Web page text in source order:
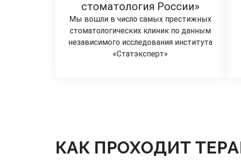
стоматология России»
Мы вошли в число самых престижных
стоматологических клиник по данным
независимого исследования института
«Статэксперт»
КАК ПРОХОДИТ